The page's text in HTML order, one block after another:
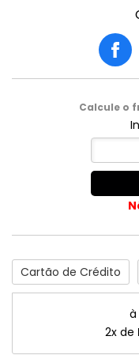
Calcule o
Cartão de Crédito
à
2x de